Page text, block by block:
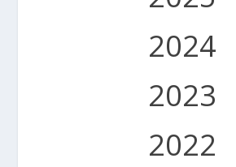
2024
2023
2022